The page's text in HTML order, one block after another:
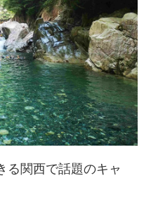
る関西で話題のキャ